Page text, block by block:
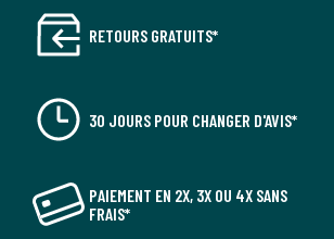
RETOURS GRATUITS*
30 JOURS POUR CHANGER D'AVIS*
PAIEMENT EN 2X, 3X OU 4X SANS
FRAIS*